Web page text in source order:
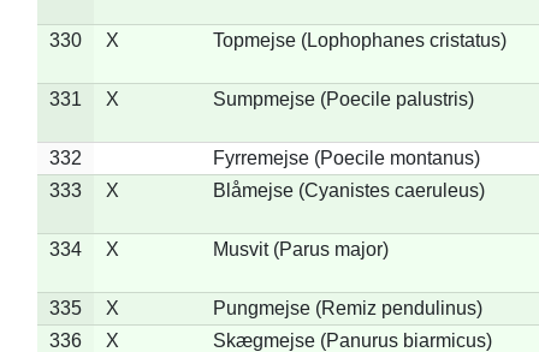
330 X Topmejse (Lophophanes cristatus)
331 X Sumpmejse (Poecile palustris)
332
Fyrremejse (Poecile montanus)
333
X Blåmejse (Cyanistes caeruleus)
334 X Musvit (Parus major)
335 X
Pungmejse (Remiz pendulinus)
336
X
Skægmejse (Panurus biarmicus)